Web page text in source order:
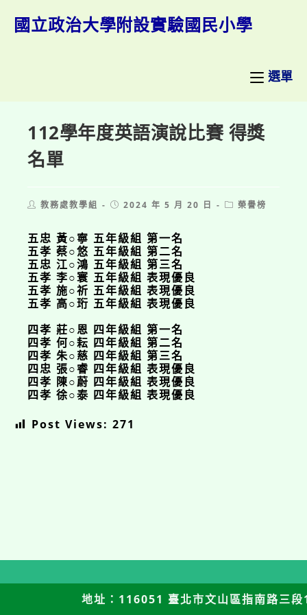
國立政治大學附設實驗國民小學
選單
112學年度英語演說比賽 得獎
名單
Post教務處教學組
Post2024 年 5 月 20 日
Post榮譽榜
五忠 黃○寧 五年級組 第一名
五孝 蔡○悠 五年級組 第二名
五忠 江○鴻 五年級組 第三名
五孝 李○寰 五年級組 表現優良
五孝 施○祈 五年級組 表現優良
五孝 高○珩 五年級組 表現優良
四孝 莊○恩 四年級組 第一名
四孝 何○耘 四年級組 第二名
四孝 朱○慈 四年級組 第三名
四忠 張○睿 四年級組 表現優良
四孝 陳○蔚 四年級組 表現優良
四孝 徐○泰 四年級組 表現優良
Post Views: 271
地址：116051 臺北市文山區指南路三